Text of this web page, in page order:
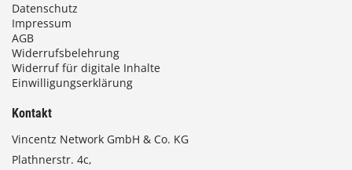
Datenschutz
Impressum
AGB
Widerrufsbelehrung
Widerruf für digitale Inhalte
Einwilligungserklärung
Kontakt
Vincentz Network GmbH & Co. KG
Plathnerstr. 4c,